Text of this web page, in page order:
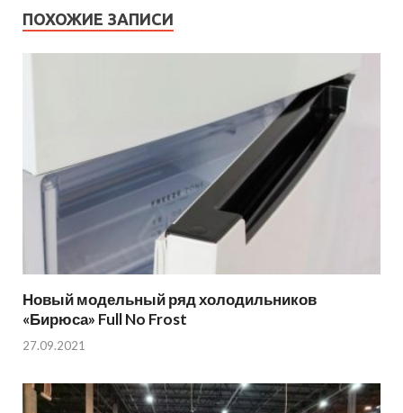
ПОХОЖИЕ ЗАПИСИ
Новый модельный ряд холодильников
«Бирюса» Full No Frost
27.09.2021